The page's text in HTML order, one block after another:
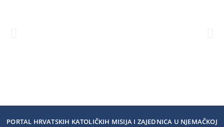
PORTAL HRVATSKIH KATOLIČKIH MISIJA I ZAJEDNICA U NJEMAČKOJ